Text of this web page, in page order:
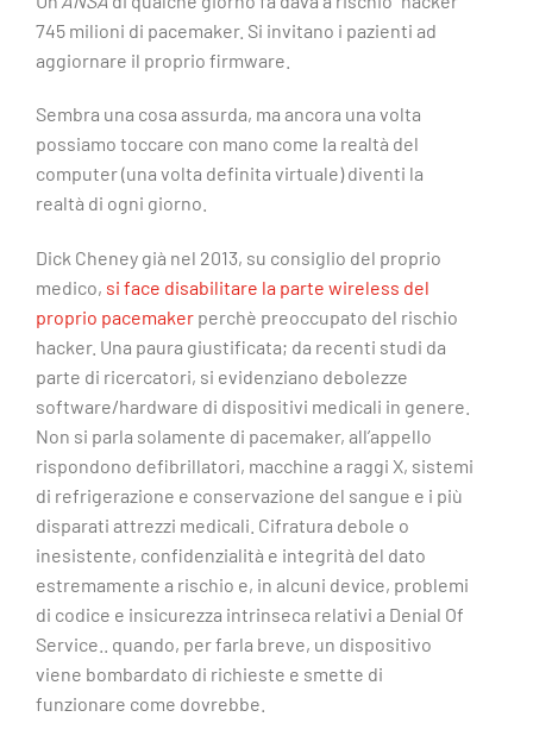
745 milioni di pacemaker. Si invitano i pazienti ad
aggiornare il proprio firmware.
Sembra una cosa assurda, ma ancora una volta
possiamo toccare con mano come la realtà del
computer (una volta definita virtuale) diventi la
realtà di ogni giorno.
Dick Cheney già nel 2013, su consiglio del proprio
medico, si face disabilitare la parte wireless del
proprio pacemaker perchè preoccupato del rischio
hacker. Una paura giustificata; da recenti studi da
parte di ricercatori, si evidenziano debolezze
software/hardware di dispositivi medicali in genere.
Non si parla solamente di pacemaker, all’appello
rispondono defibrillatori, macchine a raggi X, sistemi
di refrigerazione e conservazione del sangue e i più
disparati attrezzi medicali. Cifratura debole o
inesistente, confidenzialità e integrità del dato
estremamente a rischio e, in alcuni device, problemi
di codice e insicurezza intrinseca relativi a Denial Of
Service.. quando, per farla breve, un dispositivo
viene bombardato di richieste e smette di
funzionare come dovrebbe.